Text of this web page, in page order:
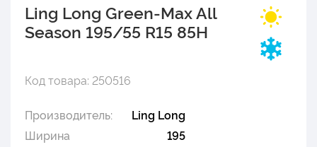
Ling Long Green-Max All
Season 195/55 R15 85H
Код товара: 250516
Производитель:
Ling Long
Ширина
195